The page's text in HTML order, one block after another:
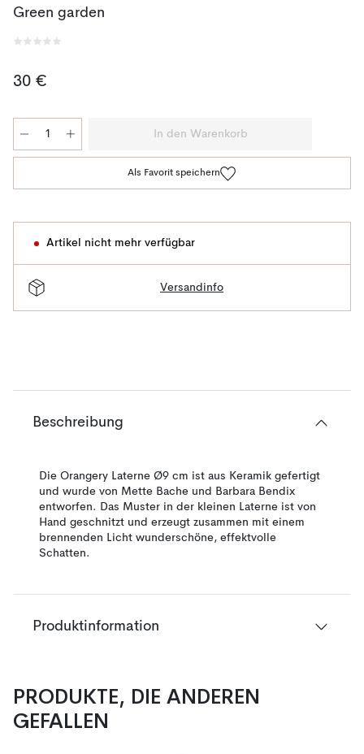
Green garden
30 €
In den Warenkorb
Als Favorit speichern
Artikel nicht mehr verfügbar
Versandinfo
Beschreibung
Die Orangery Laterne Ø9 cm ist aus Keramik gefertigt
und wurde von Mette Bache und Barbara Bendix
entworfen. Das Muster in der kleinen Laterne ist von
Hand geschnitzt und erzeugt zusammen mit einem
brennenden Licht wunderschöne, effektvolle
Schatten.
Produktinformation
PRODUKTE, DIE ANDEREN
GEFALLEN